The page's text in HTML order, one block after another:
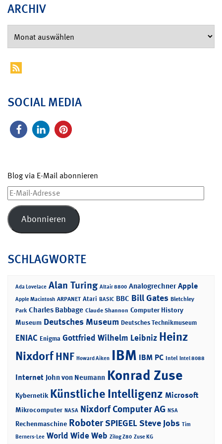
ARCHIV
SOCIAL MEDIA
Blog via E-Mail abonnieren
E-
Mail-
Adresse
Abonnieren
SCHLAGWORTE
Ada Lovelace Alan Turing Altair 8800 Analogrechner Apple
Apple Macintosh ARPANET Atari BASIC BBC Bill Gates Bletchley
Park Charles Babbage Claude Shannon Computer History
Museum Deutsches Museum Deutsches Technikmuseum
ENIAC Enigma Gottfried Wilhelm Leibniz Heinz
NixdorfHNF Howard Aiken IBM IBM PC Intel Intel 8088
Internet John von Neumann Konrad Zuse
Kybernetik Künstliche Intelligenz Microsoft
Mikrocomputer NASA Nixdorf Computer AG NSA
Rechenmaschine RoboterSPIEGELSteve Jobs Tim
Berners-Lee World Wide Web Zilog Z80 Zuse KG